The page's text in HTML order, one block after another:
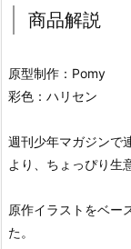
商品解説
原型制作：Pomy
彩色：ハリセン
週刊少年マガジンで
より、ちょっぴり生
原作イラストをベー
た。